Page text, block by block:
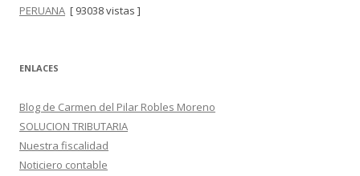
PERUANA [ 93038 vistas ]
ENLACES
Blog de Carmen del Pilar Robles Moreno
SOLUCION TRIBUTARIA
Nuestra fiscalidad
Noticiero contable